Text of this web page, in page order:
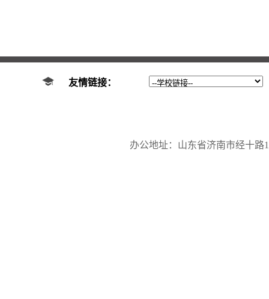
友情链接：
办公地址：山东省济南市经十路